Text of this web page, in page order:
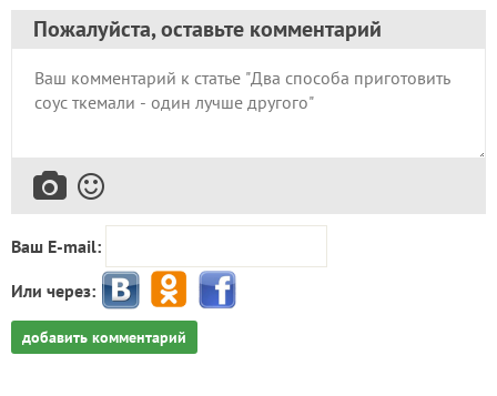
Пожалуйста, оставьте комментарий
Ваш E-mail:
Или через:
добавить комментарий